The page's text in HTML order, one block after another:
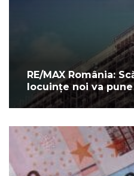
RE/MAX România:
locuințe noi va